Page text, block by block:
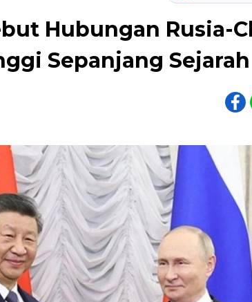
Hubungan Rusia-
Sepanjang Sejarah